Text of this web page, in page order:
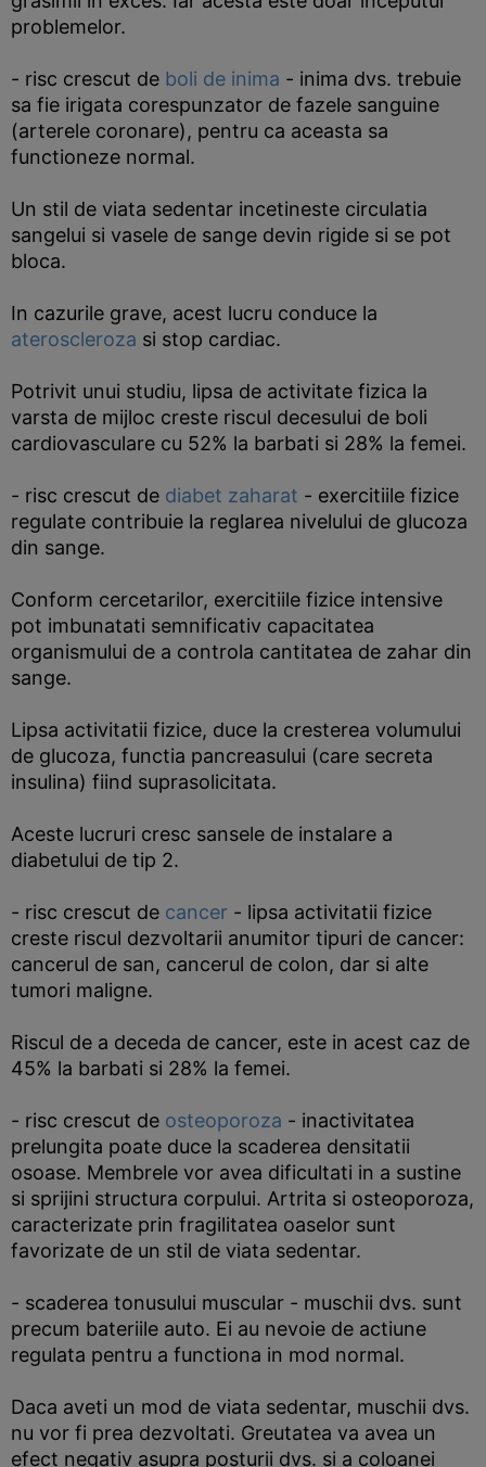
problemelor.
- risc crescut de boli de inima - inima dvs. trebuie
sa fie irigata corespunzator de fazele sanguine
(arterele coronare), pentru ca aceasta sa
functioneze normal.
Un stil de viata sedentar incetineste circulatia
sangelui si vasele de sange devin rigide si se pot
bloca.
In cazurile grave, acest lucru conduce la
ateroscleroza si stop cardiac.
Potrivit unui studiu, lipsa de activitate fizica la
varsta de mijloc creste riscul decesului de boli
cardiovasculare cu 52% la barbati si 28% la femei.
- risc crescut de diabet zaharat - exercitiile fizice
regulate contribuie la reglarea nivelului de glucoza
din sange.
Conform cercetarilor, exercitiile fizice intensive
pot imbunatati semnificativ capacitatea
organismului de a controla cantitatea de zahar din
sange.
Lipsa activitatii fizice, duce la cresterea volumului
de glucoza, functia pancreasului (care secreta
insulina) fiind suprasolicitata.
Aceste lucruri cresc sansele de instalare a
diabetului de tip 2.
- risc crescut de cancer - lipsa activitatii fizice
creste riscul dezvoltarii anumitor tipuri de cancer:
cancerul de san, cancerul de colon, dar si alte
tumori maligne.
Riscul de a deceda de cancer, este in acest caz de
45% la barbati si 28% la femei.
- risc crescut de osteoporoza - inactivitatea
prelungita poate duce la scaderea densitatii
osoase. Membrele vor avea dificultati in a sustine
si sprijini structura corpului. Artrita si osteoporoza,
caracterizate prin fragilitatea oaselor sunt
favorizate de un stil de viata sedentar.
- scaderea tonusului muscular - muschii dvs. sunt
precum bateriile auto. Ei au nevoie de actiune
regulata pentru a functiona in mod normal.
Daca aveti un mod de viata sedentar, muschii dvs.
nu vor fi prea dezvoltati. Greutatea va avea un
efect negativ asupra posturii dvs. si a coloanei